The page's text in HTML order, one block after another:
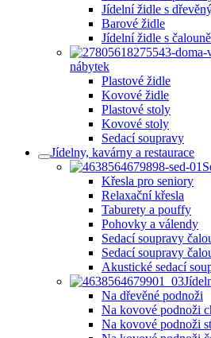
Jídelní židle s
Barové židle
Jídelní židle s
nábytek
Plastové židle
Kovové židle
Plastové stoly
Kovové stoly
Sedací soupravy
Jídelny, kavárny a restaurace
Křesla pro seniory
Relaxační křesla
Taburety a pouffy
Pohovky a válendy
Sedací soupravy
Sedací soupravy
Akustické sedací
Na dřevěné podnoži
Na kovové podnoži
Na kovové podnoži